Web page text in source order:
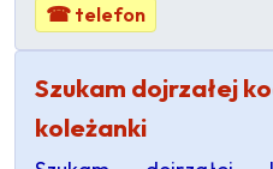
☎ telefon
Szukam dojrzałej
koleżanki